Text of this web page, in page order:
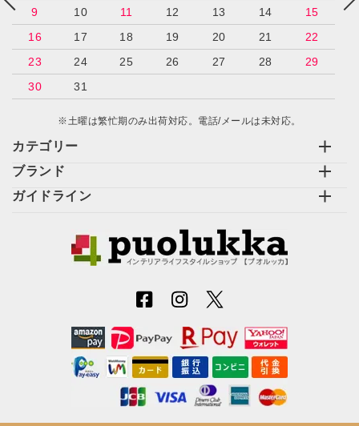
カテゴリー
ブランド
ガイドライン
9
10 11 12 13 14
15
16
17 18 19 20 21
22
23
24 25 26 27 28
29
30
31
※土曜は繁忙期のみ出荷対応。電話/メールは未対応。